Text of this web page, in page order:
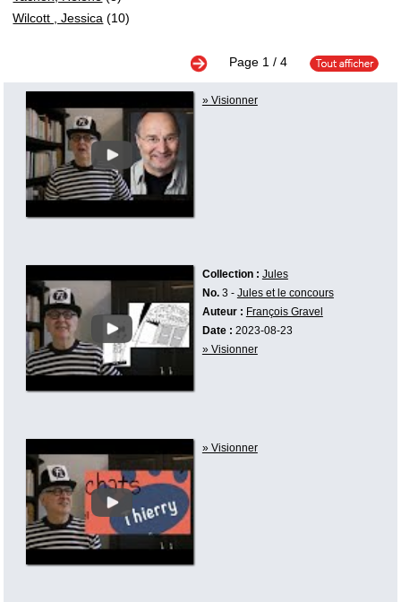
Wilcott , Jessica (10)
Page 1/ 4
» Visionner
Collection : Jules
No.3 - Jules et le concours
Auteur : François Gravel
Date : 2023-08-23
» Visionner
» Visionner